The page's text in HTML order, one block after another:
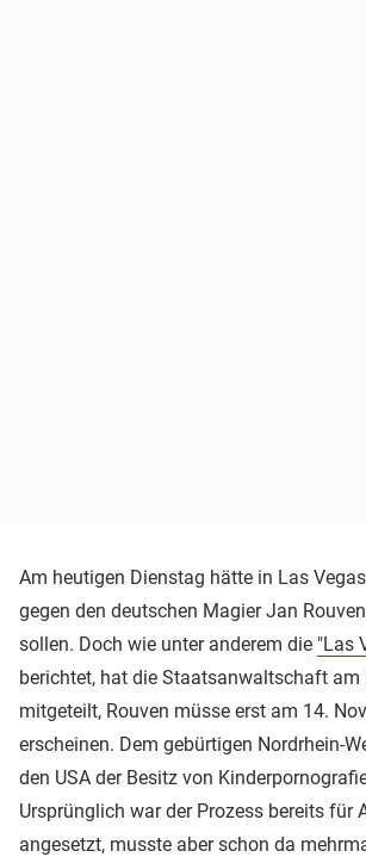
Am heutigen Dienstag hätte in Las
gegen den deutschen Magier Jan
sollen. Doch wie unter anderem die "Las
berichtet, hat die Staatsanwaltschaft am
mitgeteilt, Rouven müsse erst am 14.
erscheinen. Dem gebürtigen Nordrhein-
den USA der Besitz von
Ursprünglich war der Prozess bereits für
angesetzt, musste aber schon da